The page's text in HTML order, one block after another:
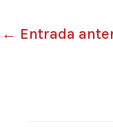
← Entrada